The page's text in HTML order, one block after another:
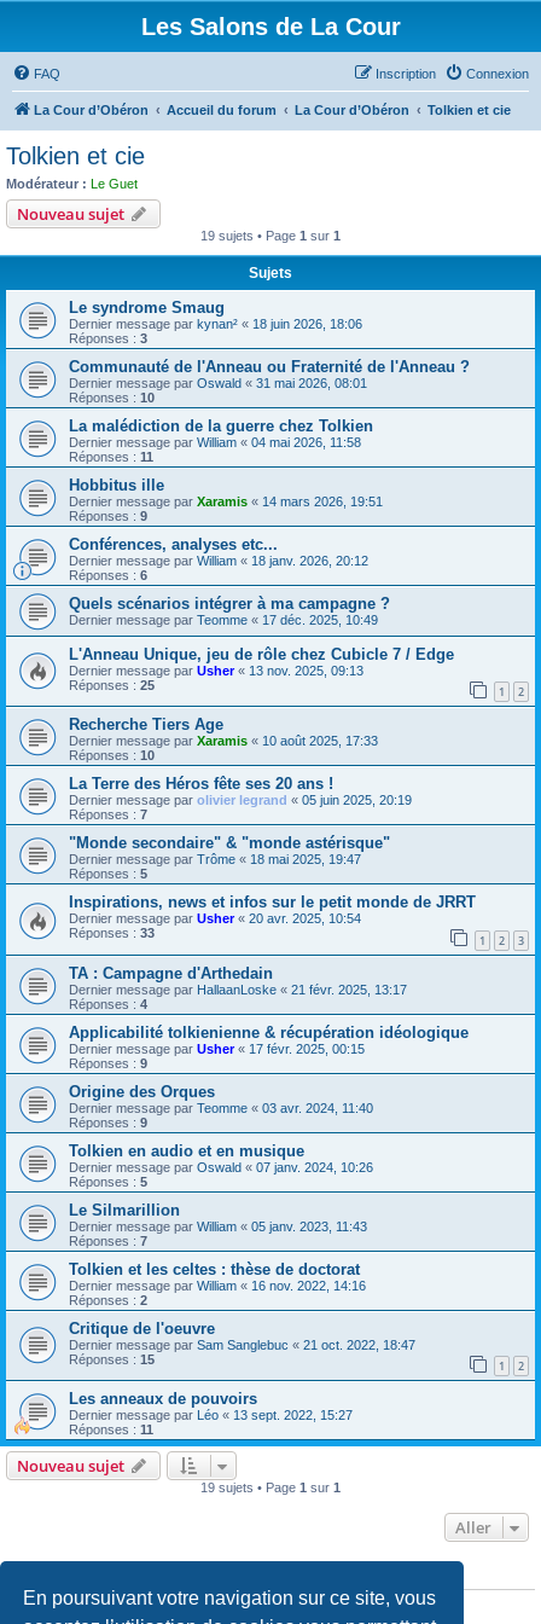
En poursuivant votre navigation sur ce site, vous
Les Salons de La Cour
FAQ Connexion
Inscription
La Cour d’Obéron Accueil du forum La Cour d’Obéron Tolkien et cie
Tolkien et cie
Modérateur : Le Guet
Nouveau sujet
19 sujets • Page 1 sur 1
Sujets
Le syndrome Smaug
Dernier message par kynan² « 18 juin 2026, 18:06
Réponses : 3
Communauté de l'Anneau ou Fraternité de l'Anneau ?
Dernier message par Oswald « 31 mai 2026, 08:01
Réponses : 10
La malédiction de la guerre chez Tolkien
Dernier message par William « 04 mai 2026, 11:58
Réponses : 11
Hobbitus ille
Dernier message par Xaramis « 14 mars 2026, 19:51
Réponses : 9
Conférences, analyses etc...
Dernier message par William « 18 janv. 2026, 20:12
Réponses : 6
Quels scénarios intégrer à ma campagne ?
Dernier message par Teomme « 17 déc. 2025, 10:49
L'Anneau Unique, jeu de rôle chez Cubicle 7 / Edge
Dernier message par Usher« 13 nov. 2025, 09:13
Réponses : 25 1 2
Recherche Tiers Age
Dernier message par Xaramis « 10 août 2025, 17:33
Réponses : 10
La Terre des Héros fête ses 20 ans !
Dernier message par olivier legrand « 05 juin 2025, 20:19
Réponses : 7
"Monde secondaire" & "monde astérisque"
Dernier message par Trôme « 18 mai 2025, 19:47
Réponses : 5
Inspirations, news et infos sur le petit monde de JRRT
Dernier message par Usher« 20 avr. 2025, 10:54
Réponses : 33 1 2 3
TA : Campagne d'Arthedain
Dernier message par HallaanLoske « 21 févr. 2025, 13:17
Réponses : 4
Applicabilité tolkienienne & récupération idéologique
Dernier message par Usher« 17 févr. 2025, 00:15
Réponses : 9
Origine des Orques
Dernier message par Teomme « 03 avr. 2024, 11:40
Réponses : 9
Tolkien en audio et en musique
Dernier message par Oswald « 07 janv. 2024, 10:26
Réponses : 5
Le Silmarillion
Dernier message par William « 05 janv. 2023, 11:43
Réponses : 7
Tolkien et les celtes : thèse de doctorat
Dernier message par William « 16 nov. 2022, 14:16
Réponses : 2
Critique de l'oeuvre
Dernier message par Sam Sanglebuc « 21 oct. 2022, 18:47
Réponses : 15 1 2
Les anneaux de pouvoirs
Dernier message par Léo « 13 sept. 2022, 15:27
Réponses : 11
Nouveau sujet
19 sujets • Page 1 sur 1
Aller
Vousne pouvez paspublier de nouveaux sujets dans ce forum
Vousne pouvez pasrépondre aux sujets dans ce forum